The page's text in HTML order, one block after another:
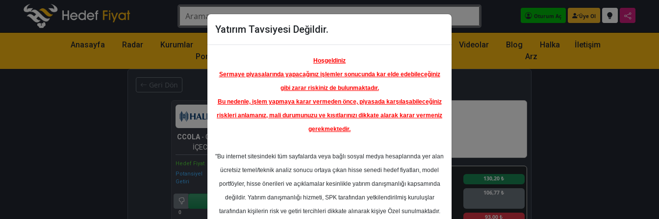
Oturum Aç Üye Ol
Anasayfa Radar Kurumlar
Model
Portföy
Hisse
Öne
Çıkanlar
Raporlar Partnerlerimiz Videolar Blog
Halka
Arz
İletişim
Geri Dön
CCOLA - COCA-COLA
İÇECEK A.Ş.
Hedef Fiyat
Potansiyel
Getiri
%-21.24
0 1
En Yüksek Tahmin 130,20 ₺
Ortalama Fiyat
Tahmini
106,77 ₺
93,00 ₺
Yatırım Tavsiyesi Değildir.
Hoşgeldiniz
Sermaye piyasalarında yapacağınız işlemler sonucunda kar elde edebileceğiniz
gibi zarar riskiniz de bulunmaktadır.
Bu nedenle, işlem yapmaya karar vermeden önce, piyasada karşılaşabileceğiniz
riskleri anlamanız, mali durumunuzu ve kısıtlarınızı dikkate alarak karar vermeniz
gerekmektedir.
"Bu internet sitesindeki tüm sayfalarda veya bağlı sosyal medya hesaplarında yer alan
ücretsiz temel/teknik analiz sonucu ortaya çıkan hisse senedi hedef fiyatları, model
portföyler, hisse önerileri ve açıklamalar kesinlikle yatırım danışmanlığı kapsamında
değildir. Yatırım danışmanlığı hizmeti, SPK tarafından yetkilendirilmiş kuruluşlar
tarafından kişilerin risk ve getiri tercihleri dikkate alınarak kişiye Özel sunulmaktadır.